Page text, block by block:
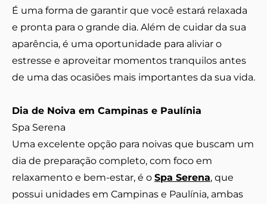
É uma forma de garantir que você estará relaxada
e pronta para o grande dia. Além de cuidar da sua
aparência, é uma oportunidade para aliviar o
estresse e aproveitar momentos tranquilos antes
de uma das ocasiões mais importantes da sua vida.
Dia de Noiva em Campinas e Paulínia
Spa Serena
Uma excelente opção para noivas que buscam um
dia de preparação completo, com foco em
relaxamento e bem-estar, é o Spa Serena, que
possui unidades em Campinas e Paulínia, ambas